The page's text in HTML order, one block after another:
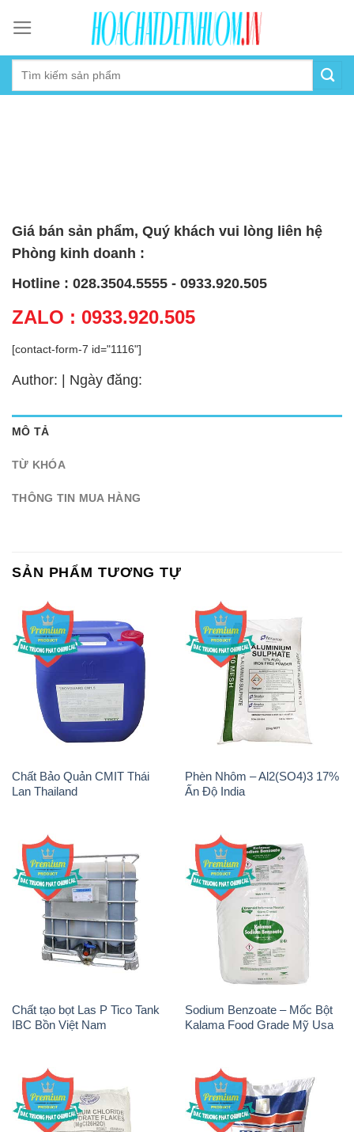
content
Giá bán sản phẩm, Quý khách vui lòng liên hệ
Phòng kinh doanh :
Hotline : 028.3504.5555 - 0933.920.505
ZALO : 0933.920.505
[contact-form-7 id="1116"]
Author: | Ngày đăng:
MÔ TẢ
TỪ KHÓA
THÔNG TIN MUA HÀNG
SẢN PHẨM TƯƠNG TỰ
Chất Bảo Quản CMIT Thái
Lan Thailand
Phèn Nhôm – Al2(SO4)3 17%
Ấn Độ India
Chất tạo bọt Las P Tico Tank
IBC Bồn Việt Nam
Sodium Benzoate – Mốc Bột
Kalama Food Grade Mỹ Usa